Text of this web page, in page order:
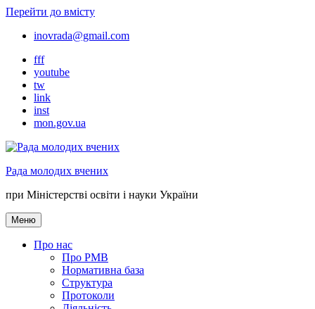
Перейти до вмісту
inovrada@gmail.com
fff
youtube
tw
link
inst
mon.gov.ua
Рада молодих вчених
при Міністерстві освіти і науки України
Меню
Про нас
Про РМВ
Нормативна база
Cтруктура
Протоколи